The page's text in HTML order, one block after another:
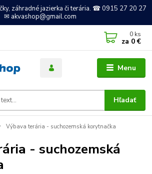
záhradné jazierka či terária. ☎ 0915 27 20 27
✉ akvashop@gmail.com
Menu
Hľadať
0 ks
za 0 €
Výbava terária - suchozemská korytnačka
- suchozemská